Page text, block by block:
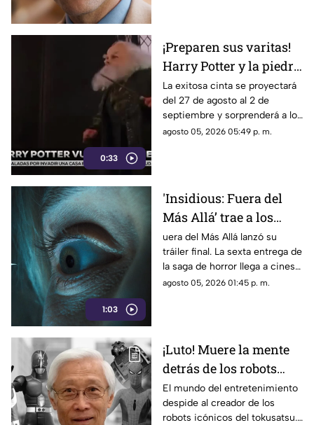
0:33
¡Preparen sus varitas!
Harry Potter y la piedra
filosofal regresa a los
cines por su 25
aniversario
La exitosa cinta se proyectará
del 27 de agosto al 2 de
septiembre y sorprenderá a los
fanáticos con 15 minutos de
agosto 05, 2026 05:49 p. m.
1:03
'Insidious: Fuera del
Más Allá’ trae a los
demonios al mundo
real en su tráiler final
uera del Más Allá lanzó su
tráiler final. La sexta entrega de
la saga de horror llega a cines
el 21 de agosto de 2026.
agosto 05, 2026 01:45 p. m.
¡Luto! Muere la mente
detrás de los robots
icónicos del tokusatsu
y los Power Rangers
El mundo del entretenimiento
despide al creador de los
robots icónicos del tokusatsu.